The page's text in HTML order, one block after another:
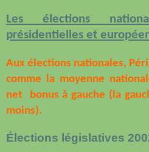
Les élections
présidentielles et
Aux élections nationales,
comme la moyenne
net
bonus à gauche (la
moins).
Élections législatives